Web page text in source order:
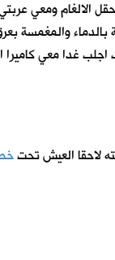
ومعي
بالدماء
غدا معي كاميرا
لاحقا العيش تحت